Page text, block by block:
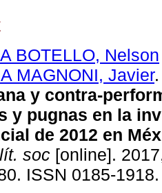
BOTELLO, Nelson
MAGNONI, Javier.
y contra-
y pugnas en la
de 2012 en
soc [online].
ISSN 0185-1918.